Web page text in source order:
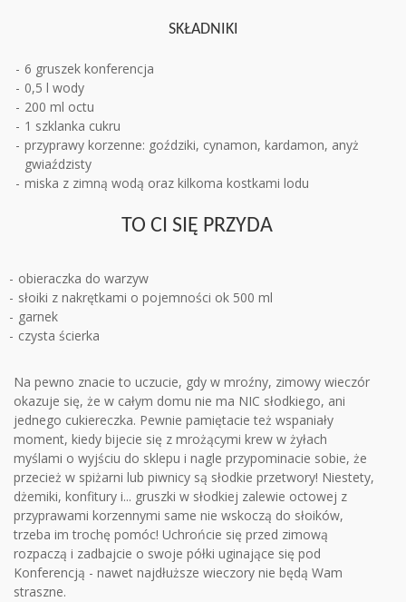
SKŁADNIKI
6 gruszek konferencja
0,5 l wody
200 ml octu
1 szklanka cukru
przyprawy korzenne: goździki, cynamon, kardamon, anyż
gwiaździsty
miska z zimną wodą oraz kilkoma kostkami lodu
TO CI SIĘ PRZYDA
obieraczka do warzyw
słoiki z nakrętkami o pojemności ok 500 ml
garnek
czysta ścierka
Na pewno znacie to uczucie, gdy w mroźny, zimowy wieczór
okazuje się, że w całym domu nie ma NIC słodkiego, ani
jednego cukiereczka. Pewnie pamiętacie też wspaniały
moment, kiedy bijecie się z mrożącymi krew w żyłach
myślami o wyjściu do sklepu i nagle przypominacie sobie, że
przecież w spiżarni lub piwnicy są słodkie przetwory! Niestety,
dżemiki, konfitury i... gruszki w słodkiej zalewie octowej z
przyprawami korzennymi same nie wskoczą do słoików,
trzeba im trochę pomóc! Uchrońcie się przed zimową
rozpaczą i zadbajcie o swoje półki uginające się pod
Konferencją - nawet najdłuższe wieczory nie będą Wam
straszne.